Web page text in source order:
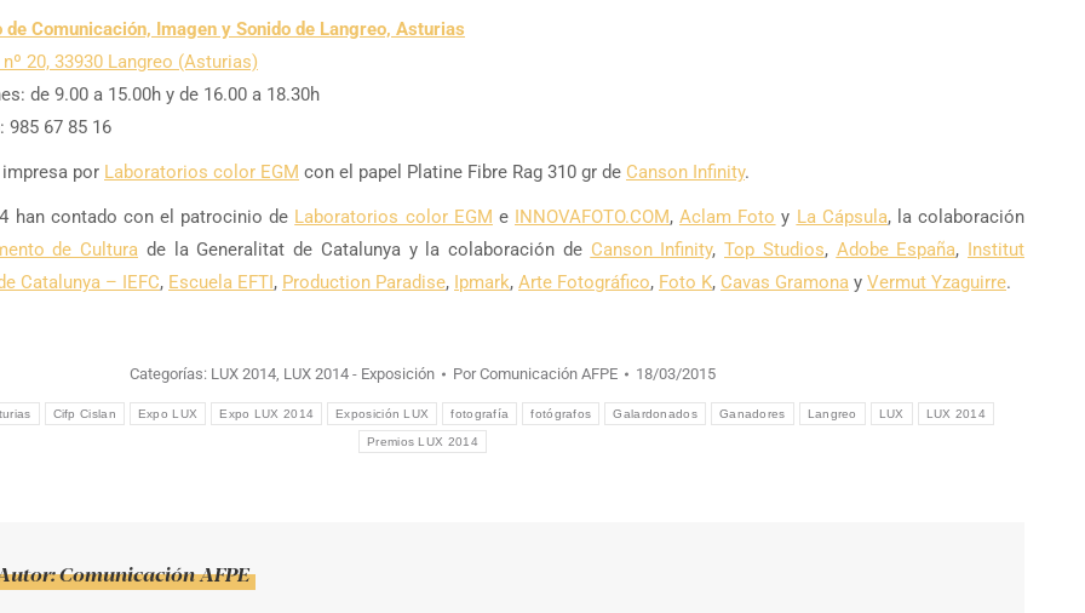
de Comunicación, Imagen y Sonido de Langreo, Asturias
20, 33930 Langreo (Asturias)
de 9.00 a 15.00h y de 16.00 a 18.30h
985 67 85 16
por Laboratorios color EGM con el papel Platine Fibre Rag 310 gr de Canson Infinity.
han contado con el patrocinio de Laboratorios color EGM e INNOVAFOTO.COM,Aclam Foto y La Cápsula, la colaboración
de Cultura de la Generalitat de Catalunya y la colaboración de Canson Infinity, Top Studios, Adobe España, Institut
Catalunya – IEFC, Escuela EFTI, Production Paradise, Ipmark, Arte Fotográfico, Foto K, Cavas Gramona y Vermut Yzaguirre.
Categorías: LUX 2014, LUX 2014 - Exposición PorComunicación AFPE 18/03/2015
Cifp Cislan Expo LUX Expo LUX 2014 Exposición LUX fotografía fotógrafos Galardonados Ganadores Langreo LUX LUX 2014
Premios LUX 2014
Comunicación AFPE